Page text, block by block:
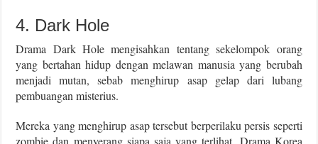
4. Dark Hole
Drama Dark Hole mengisahkan tentang sekelompok orang
yang bertahan hidup dengan melawan manusia yang berubah
menjadi mutan, sebab menghirup asap gelap dari lubang
pembuangan misterius.
Mereka yang menghirup asap tersebut berperilaku persis seperti
zombie dan menyerang siapa saja yang terlihat. Drama Korea